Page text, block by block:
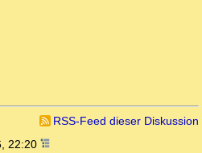
RSS-Feed dieser Diskussion
22:20